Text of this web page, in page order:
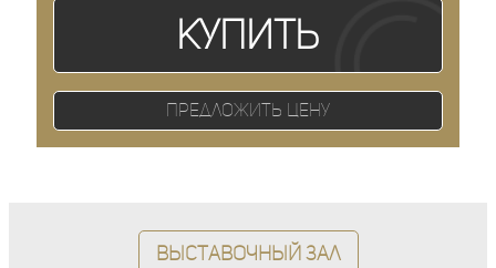
Купить
Предложить цену
Выставочный зал